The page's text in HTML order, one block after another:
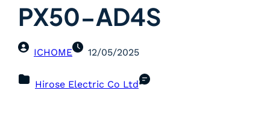
PX50-AD4S
ICHOME 12/05/2025
Hirose Electric Co Ltd